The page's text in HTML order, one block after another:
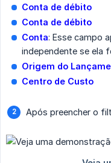
Conta de débito
Conta de débito
Conta: Esse campo
independente se ela
Origem do
Centro de Custo
Após preencher o